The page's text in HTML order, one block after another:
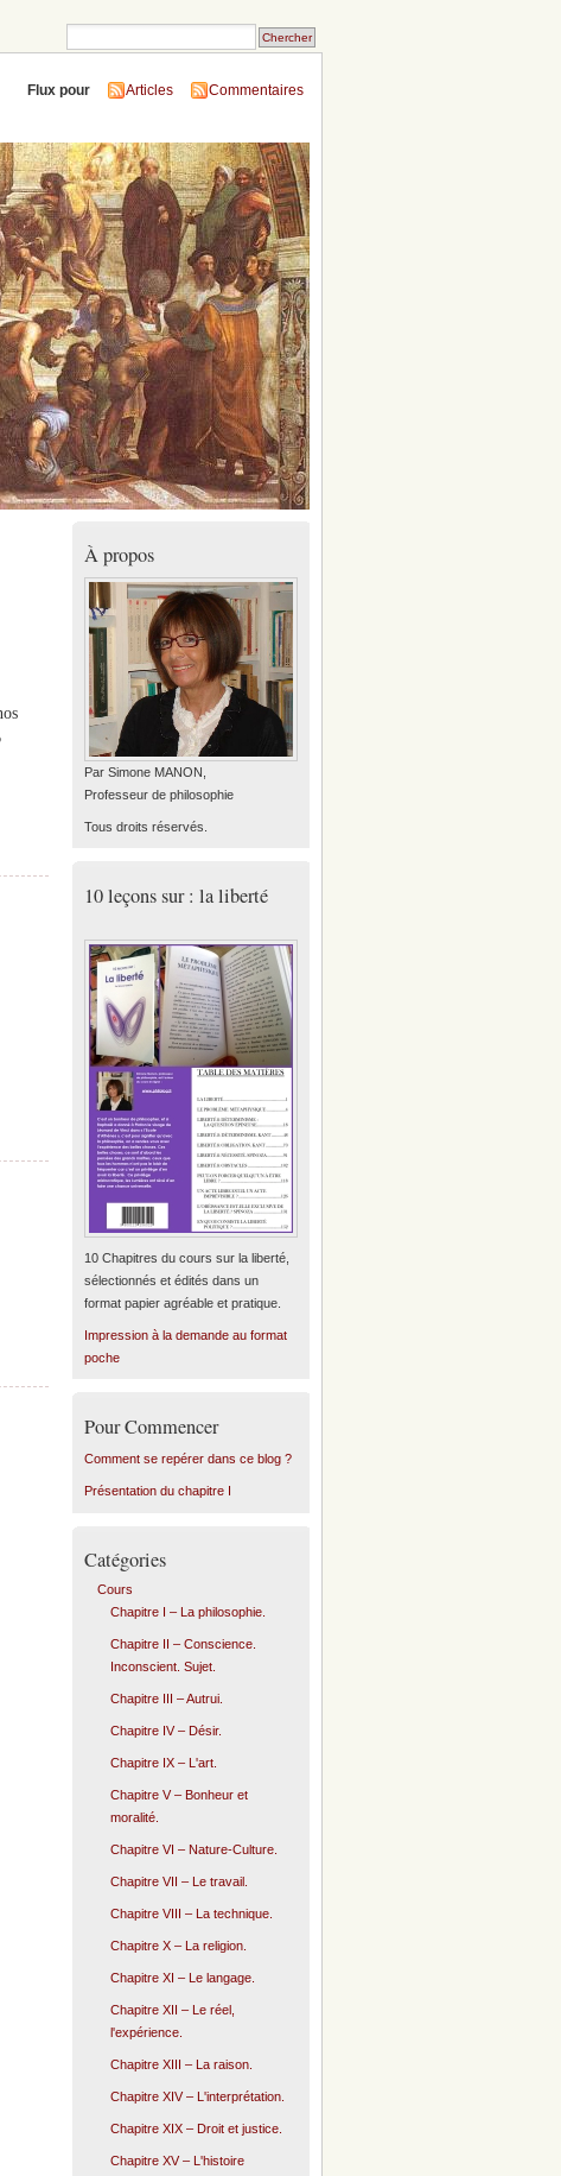
Flux pour Articles Commentaires
À propos
Par Simone MANON,
Professeur de philosophie
Tous droits réservés.
10 leçons sur : la liberté
10 Chapitres du cours sur la liberté,
sélectionnés et édités dans un
format papier agréable et pratique.
Impression à la demande au format
poche
Pour Commencer
Comment se repérer dans ce blog ?
Présentation du chapitre I
Catégories
Cours
Chapitre I – La philosophie.
Chapitre II – Conscience.
Inconscient. Sujet.
Chapitre III – Autrui.
Chapitre IV – Désir.
Chapitre IX – L'art.
Chapitre V – Bonheur et
moralité.
Chapitre VI – Nature-Culture.
Chapitre VII – Le travail.
Chapitre VIII – La technique.
Chapitre X – La religion.
Chapitre XI – Le langage.
Chapitre XII – Le réel,
l'expérience.
Chapitre XIII – La raison.
Chapitre XIV – L'interprétation.
Chapitre XIX – Droit et justice.
Chapitre XV – L'histoire